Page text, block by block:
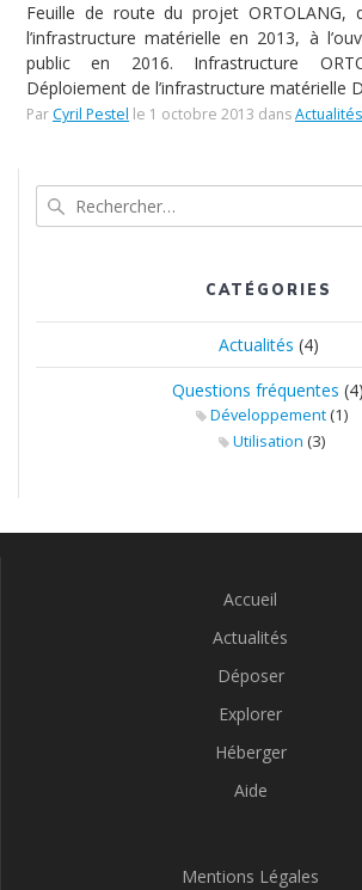
Feuille de route du projet ORTOLANG,
l’infrastructure matérielle en 2013, à
public en 2016. Infrastructure
Déploiement de l’infrastructure matérielle
Par Cyril Pestel le 1 octobre 2013 dansActualités
CATÉGORIES
Actualités (4)
Questions fréquentes (4)
Développement(1)
Utilisation (3)
Accueil
Actualités
Déposer
Explorer
Héberger
Aide
Mentions Légales